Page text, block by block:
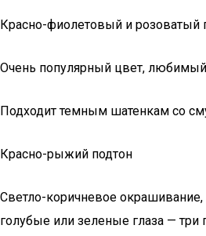
Красно-фиолетовый и розоватый
Очень популярный цвет,
Подходит темным шатенкам со
Красно-рыжий подтон
Светло-коричневое окрашивание,
голубые или зеленые глаза — три